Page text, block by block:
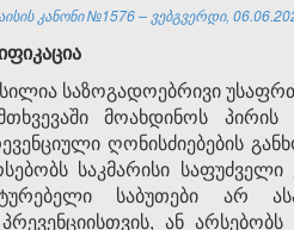
კანონი №1576 – ვებგვერდი,
საზოგადოებრივი
მოახდინოს
ღონისძიებების
საკმარისი
საბუთები არ
ან